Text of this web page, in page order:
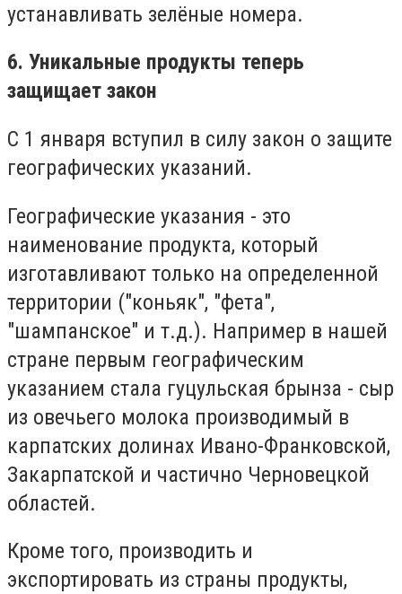
устанавливать зелёные номера.
6. Уникальные продукты теперь
защищает закон
С 1 января вступил в силу закон о защите
географических указаний.
Географические указания - это
наименование продукта, который
изготавливают только на определенной
территории ("коньяк", "фета",
"шампанское" и т.д.). Например в нашей
стране первым географическим
указанием стала гуцульская брынза - сыр
из овечьего молока производимый в
карпатских долинах Ивано-Франковской,
Закарпатской и частично Черновецкой
областей.
Кроме того, производить и
экспортировать из страны продукты,